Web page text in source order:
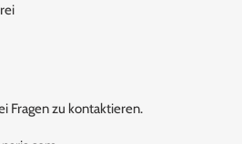
Fragen zu kontaktieren.